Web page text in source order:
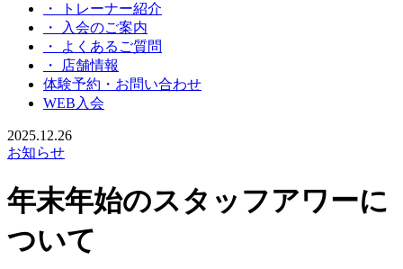
・ トレーナー紹介
・ 入会のご案内
・ よくあるご質問
・ 店舗情報
体験予約・お問い合わせ
WEB入会
2025.12.26
お知らせ
年末年始のスタッフアワーに
ついて